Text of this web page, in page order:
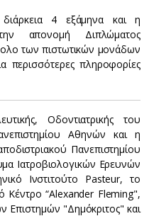
4 εξάμηνα και η
απονομή Διπλώματος
των πιστωτικών μονάδων
περισσότερες πληροφορίες
Οδοντιατρικής του
Αθηνών και η
Πανεπιστημίου
Ιατροβιολογικών Ερευνών
Ινστιτούτο Pasteur, το
Κέντρο “Alexander Fleming",
Επιστημών "Δημόκριτος" και